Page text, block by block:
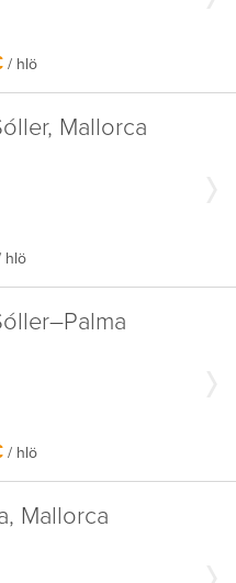
/ hlö
Mallorca
hlö
/ hlö
Mallorca